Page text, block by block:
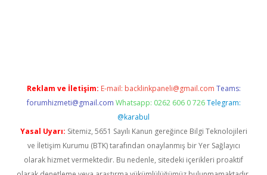
Reklam ve İletişim: E-mail: backlinkpaneli@gmail.com Teams:
forumhizmeti@gmail.com Whatsapp: 0262 606 0 726 Telegram:
@karabul
Yasal Uyarı: Sitemiz, 5651 Sayılı Kanun gereğince Bilgi Teknolojileri
ve İletişim Kurumu (BTK) tarafından onaylanmış bir Yer Sağlayıcı
olarak hizmet vermektedir. Bu nedenle, sitedeki içerikleri proaktif